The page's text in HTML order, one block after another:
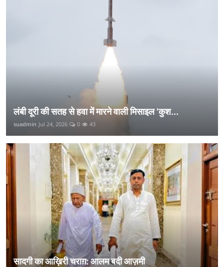
लंबी दूरी की सतह से हवा में मारने वाली मिसाइल 'कुश...
suadmin Jul 24, 2026 0 43
सादगी का आख़िरी चराग़: आलम बदी आज़मी